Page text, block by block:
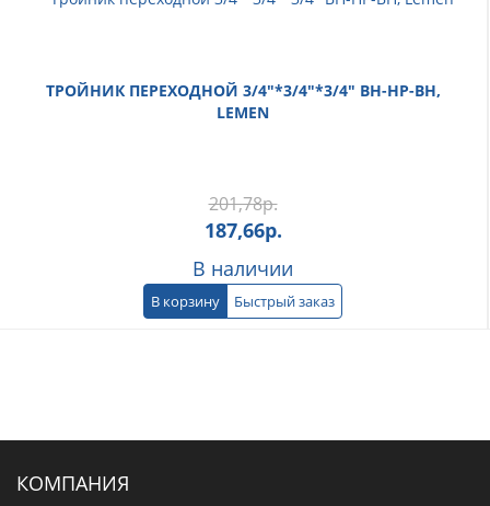
ТРОЙНИК ПЕРЕХОДНОЙ 3/4"*3/4"*3/4" ВН-НР-ВН,
LEMEN
201,78р.
187,66р.
В наличии
В корзину Быстрый заказ
КОМПАНИЯ